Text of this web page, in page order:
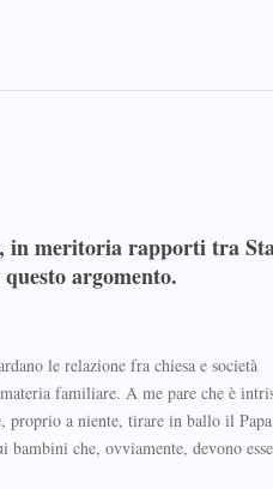
in meritoria rapporti tra
argomento.
le relazione fra chiesa e società
familiare. A me pare che è
proprio a niente, tirare in ballo il
bambini che, ovviamente, devono